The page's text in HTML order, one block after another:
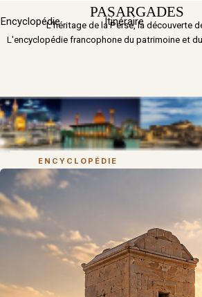
PASARGADES
Encyclopédie Itinéraire
L'héritage de la Perse, la découverte
L'encyclopédie francophone du patrimoine et
ENCYCLOPÉDIE